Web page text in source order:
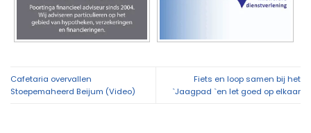
Cafetaria overvallen
Stoepemaheerd Beijum (Video)
Fiets en loop samen bij het
`Jaagpad `en let goed op elkaar